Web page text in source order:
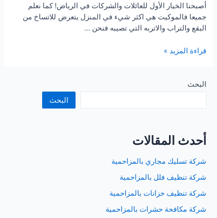
أصبحنا الخيار الأول للعائلات والشركات في الرياض! كما نعلم
جميعا فالموكيت هي اكثر شيء في المنزل يتعرض للاتساخ من
البقع والتراب والاتربه التي تصيبه فنحن …
شركة
بالرياض
قراءة المزيد »
البحث
البحث
أحدث المقالات
شركة تسليك مجاري بالمزاحمية
شركة تنظيف فلل بالمزاحمية
شركة تنظيف خزانات بالمزاحمية
شركة مكافحة حشرات بالمزاحمية